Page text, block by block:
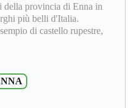
della provincia di Enna in
più belli d'Italia.
di castello rupestre,